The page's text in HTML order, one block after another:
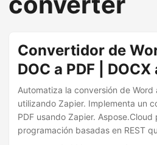
v
Convertidor de
DOC a PDF |
Automatiza la conversión de Word
utilizando Zapier. Implementa un
PDF usando Zapier.
programación basadas en REST